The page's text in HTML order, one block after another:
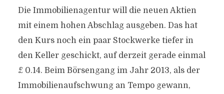
Die Immobilienagentur will die neuen Aktien
mit einem hohen Abschlag ausgeben. Das hat
den Kurs noch ein paar Stockwerke tiefer in
den Keller geschickt, auf derzeit gerade einmal
£ 0.14. Beim Börsengang im Jahr 2013, als der
Immobilienaufschwung an Tempo gewann,